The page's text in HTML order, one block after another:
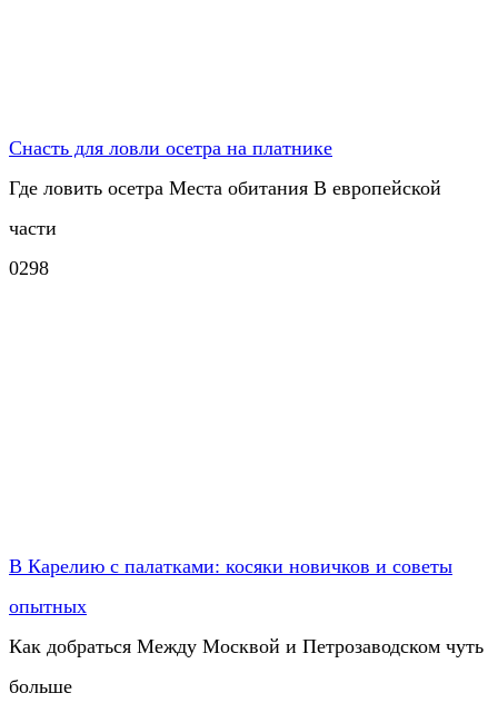
Снасть для ловли осетра на платнике
Где ловить осетра Места обитания В европейской
части
0298
В Карелию с палатками: косяки новичков и советы
опытных
Как добраться Между Москвой и Петрозаводском чуть
больше